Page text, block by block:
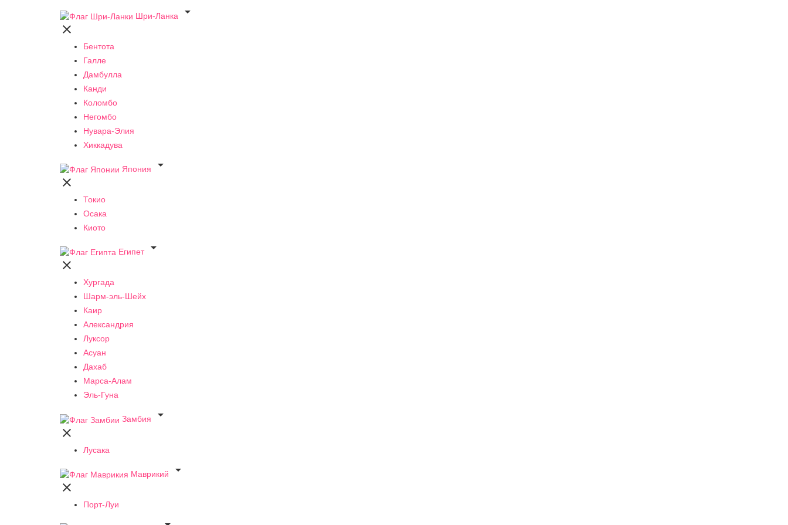
Шри-Ланка


Бентота
Галле
Дамбулла
Канди
Коломбо
Негомбо
Нувара-Элия
Хиккадува
Япония


Токио
Осака
Киото
Египет


Хургада
Шарм-эль-Шейх
Каир
Александрия
Луксор
Асуан
Дахаб
Марса-Алам
Эль-Гуна
Замбия


Лусака
Маврикий


Порт-Луи